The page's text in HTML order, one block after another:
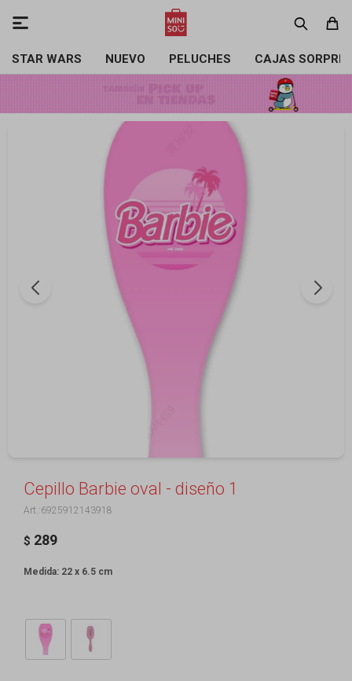
STAR WARS NUEVO PELUCHES CAJAS

Cepillo Barbie oval - diseño 1
6925912143918
$ 289
Medida: 22 x 6.5 cm